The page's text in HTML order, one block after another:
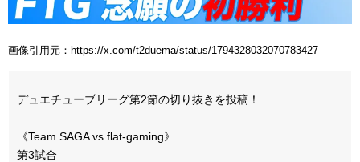
画像引用元：https://x.com/t2duema/status/1794328032070783427
デュエチューブリーグ第2節の切り抜きを投稿！
《Team SAGA vs flat-gaming》
第3試合